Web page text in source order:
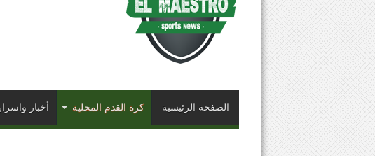
الصفحة الرئيسية كرة القدم المحلية أخبار واسرار